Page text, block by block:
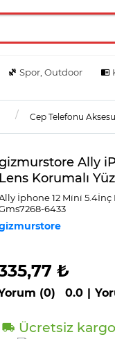
Spor, Outdoor
Cep Telefonu
Ally
Lens Korumalı
İphone 12 Mi̇ni̇ 5.4İnç
6433
₺
(0) 0.0 |
Ücretsiz kargo